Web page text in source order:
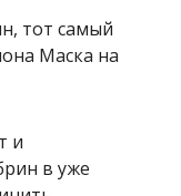
тот самый
Маска на
и
в уже